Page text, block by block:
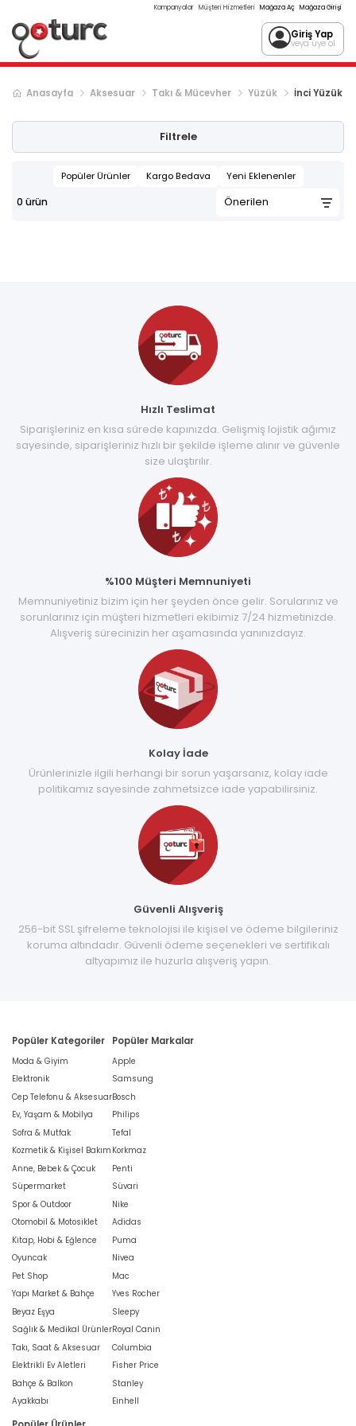
Kampanyalar Müşteri Hizmetleri Mağaza Aç Mağaza Girişi
Giriş Yap
veya üye ol
Anasayfa Aksesuar Takı & Mücevher Yüzük İnci Yüzük
Filtrele
Popüler Ürünler Kargo Bedava Yeni Eklenenler
0 ürün
Hızlı Teslimat
Siparişleriniz en kısa sürede kapınızda. Gelişmiş lojistik ağımız
sayesinde, siparişleriniz hızlı bir şekilde işleme alınır ve güvenle
size ulaştırılır.
%100 Müşteri Memnuniyeti
Memnuniyetiniz bizim için her şeyden önce gelir. Sorularınız ve
sorunlarınız için müşteri hizmetleri ekibimiz 7/24 hizmetinizde.
Alışveriş sürecinizin her aşamasında yanınızdayız.
Kolay İade
Ürünlerinizle ilgili herhangi bir sorun yaşarsanız, kolay iade
politikamız sayesinde zahmetsizce iade yapabilirsiniz.
Güvenli Alışveriş
256-bit SSL şifreleme teknolojisi ile kişisel ve ödeme bilgileriniz
koruma altındadır. Güvenli ödeme seçenekleri ve sertifikalı
altyapımız ile huzurla alışveriş yapın.
Popüler Kategoriler
Moda & Giyim
Elektronik
Cep Telefonu & Aksesuar
Ev, Yaşam & Mobilya
Sofra & Mutfak
Kozmetik & Kişisel Bakım
Anne, Bebek & Çocuk
Süpermarket
Spor & Outdoor
Otomobil & Motosiklet
Kitap, Hobi & Eğlence
Oyuncak
Pet Shop
Yapı Market & Bahçe
Beyaz Eşya
Sağlık & Medikal Ürünler
Takı, Saat & Aksesuar
Elektrikli Ev Aletleri
Bahçe & Balkon
Ayakkabı
Popüler Markalar
Apple
Samsung
Bosch
Philips
Tefal
Korkmaz
Penti
Süvari
Nike
Adidas
Puma
Nivea
Mac
Yves Rocher
Sleepy
Royal Canin
Columbia
Fisher Price
Stanley
Einhell